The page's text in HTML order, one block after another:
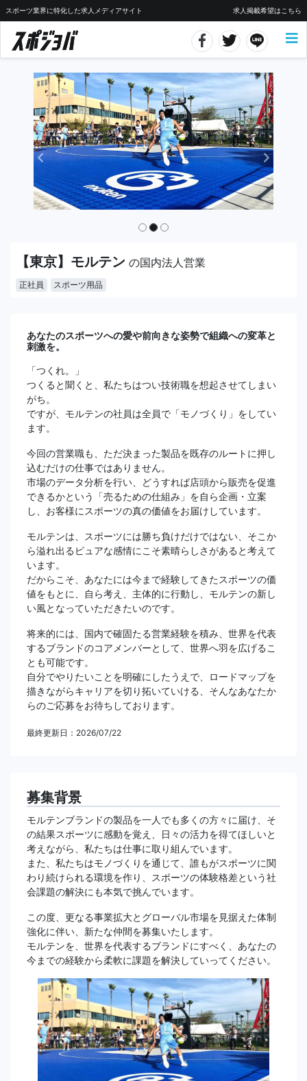
スポーツ業界に特化した求人メディアサイト 求人掲載希望はこちら
【東京】モルテン の国内法人営業
正社員 スポーツ用品
あなたのスポーツへの愛や前向きな姿勢で組織への変革と
刺激を。
「つくれ。」
つくると聞くと、私たちはつい技術職を想起させてしまい
がち。
ですが、モルテンの社員は全員で「モノづくり」をしてい
ます。
今回の営業職も、ただ決まった製品を既存のルートに押し
込むだけの仕事ではありません。
市場のデータ分析を行い、どうすれば店頭から販売を促進
できるかという「売るための仕組み」を自ら企画・立案
し、お客様にスポーツの真の価値をお届けしています。
モルテンは、スポーツには勝ち負けだけではない、そこか
ら溢れ出るピュアな感情にこそ素晴らしさがあると考えて
います。
だからこそ、あなたには今まで経験してきたスポーツの価
値をもとに、自ら考え、主体的に行動し、モルテンの新し
い風となっていただきたいのです。
将来的には、国内で確固たる営業経験を積み、世界を代表
するブランドのコアメンバーとして、世界へ羽を広げるこ
とも可能です。
自分でやりたいことを明確にしたうえで、ロードマップを
描きながらキャリアを切り拓いていける、そんなあなたか
らのご応募をお待ちしております。
最終更新日：2026/07/22
募集背景
モルテンブランドの製品を一人でも多くの方々に届け、そ
の結果スポーツに感動を覚え、日々の活力を得てほしいと
考えながら、私たちは仕事に取り組んでいます。
また、私たちはモノづくりを通じて、誰もがスポーツに関
わり続けられる環境を作り、スポーツの体験格差という社
会課題の解決にも本気で挑んでいます。
この度、更なる事業拡大とグローバル市場を見据えた体制
強化に伴い、新たな仲間を募集いたします。
モルテンを、世界を代表するブランドにすべく、あなたの
今までの経験から柔軟に課題を解決していってください。